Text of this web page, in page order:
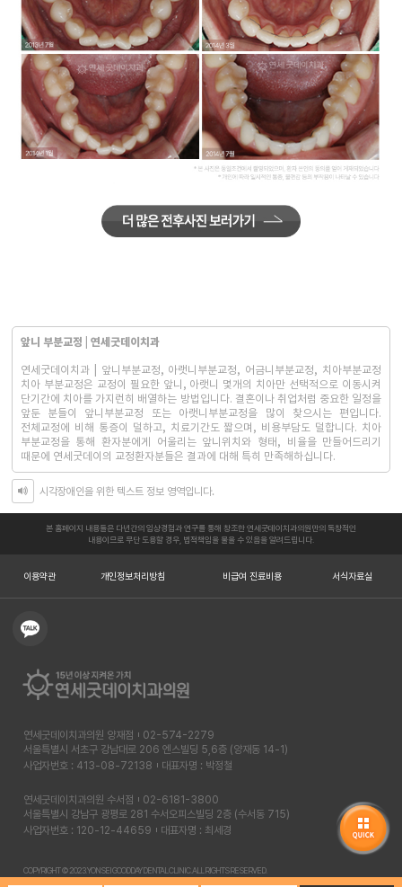
앞니 부분교정 | 연세굿데이치과
연세굿데이치과 | 앞니부분교정, 아랫니부분교정, 어금니부분교정, 치아부분교정
치아 부분교정은 교정이 필요한 앞니, 아랫니 몇개의 치아만 선택적으로 이동시켜
단기간에 치아를 가지런히 배열하는 방법입니다. 결혼이나 취업처럼 중요한 일정을
앞둔 분들이 앞니부분교정 또는 아랫니부분교정을 많이 찾으시는 편입니다.
전체교정에 비해 통증이 덜하고, 치료기간도 짧으며, 비용부담도 덜합니다. 치아
부분교정을 통해 환자분에게 어울리는 앞니위치와 형태, 비율을 만들어드리기
때문에 연세굿데이의 교정환자분들은 결과에 대해 특히 만족해하십니다.
시각장애인을 위한 텍스트 정보 영역입니다.
본 홈페이지 내용들은 다년간의 임상경험과 연구를 통해 창조한 연세굿데이치과의원만의 독창적인
내용이므로 무단 도용할 경우, 법적책임을 물을 수 있음을 알려드립니다.
이용약관 개인정보처리방침 비급여 진료비용 서식자료실
연세굿데이치과의원 양재점
02-574-2279
서울특별시 서초구 강남대로 206 엔스빌딩 5,6층 (양재동 14-1)
사업자번호 : 413-08-72138
대표자명 : 박정철
연세굿데이치과의원 수서점
02-6181-3800
서울특별시 강남구 광평로 281 수서오피스빌딩 2층 (수서동 715)
사업자번호 : 120-12-44659
대표자명 : 최세경
COPYRIGHT © 2023. YONSEI GOODDAY DENTAL CLINIC. ALL RIGHTS RESERVED.